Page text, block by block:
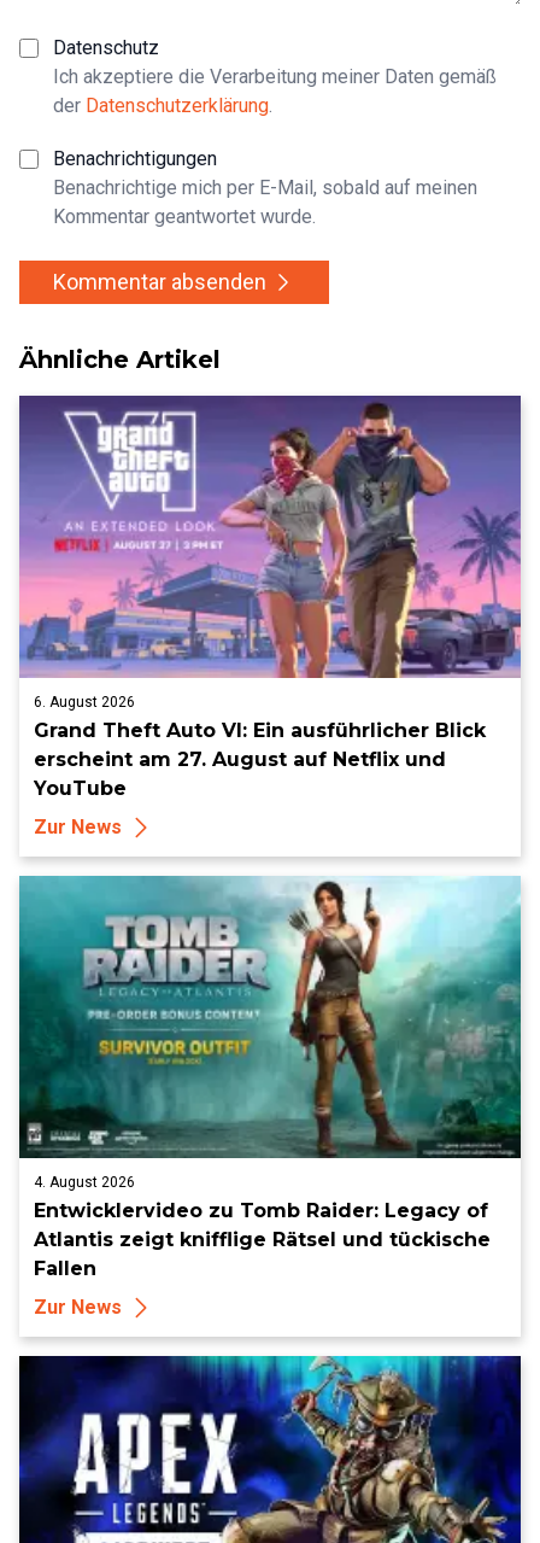
Datenschutz
Ich akzeptiere die Verarbeitung meiner Daten gemäß
der Datenschutzerklärung.
Benachrichtigungen
Benachrichtige mich per E-Mail, sobald auf meinen
Kommentar geantwortet wurde.
Kommentar absenden
Ähnliche Artikel
6. August 2026
Grand Theft Auto VI: Ein ausführlicher Blick
erscheint am 27. August auf Netflix und
YouTube
Zur News
4. August 2026
Entwicklervideo zu Tomb Raider: Legacy of
Atlantis zeigt knifflige Rätsel und tückische
Fallen
Zur News